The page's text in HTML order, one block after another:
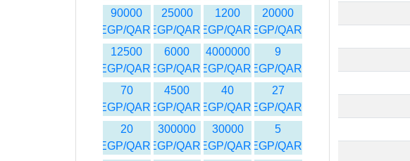
20000
EGP/QAR
1200
EGP/QAR
25000
EGP/QAR
90000
EGP/QAR
9
EGP/QAR
4000000
EGP/QAR
6000
EGP/QAR
12500
EGP/QAR
27
EGP/QAR
40
EGP/QAR
4500
EGP/QAR
70
EGP/QAR
5
EGP/QAR
30000
EGP/QAR
300000
EGP/QAR
20
EGP/QAR